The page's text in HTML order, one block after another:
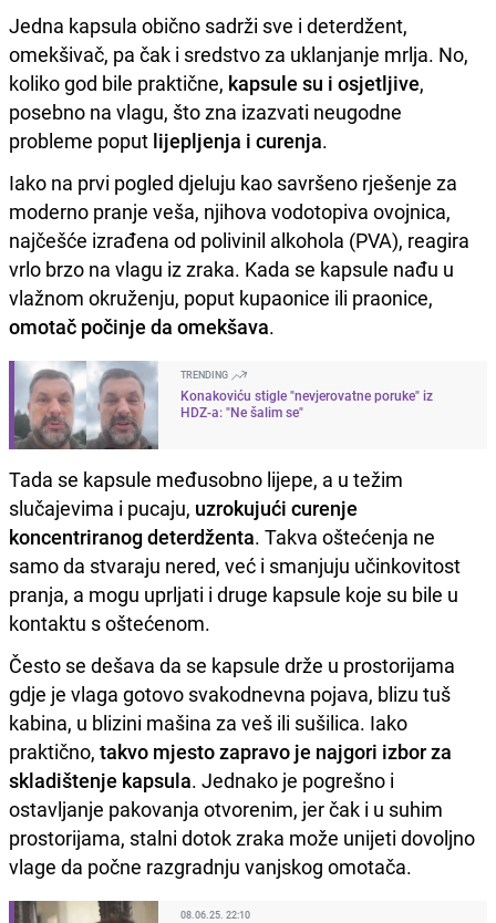
Jedna kapsula obično sadrži sve i deterdžent,
omekšivač, pa čak i sredstvo za uklanjanje mrlja. No,
koliko god bile praktične, kapsule su i osjetljive,
posebno na vlagu, što zna izazvati neugodne
probleme poput lijepljenja i curenja.
Iako na prvi pogled djeluju kao savršeno rješenje za
moderno pranje veša, njihova vodotopiva ovojnica,
najčešće izrađena od polivinil alkohola (PVA), reagira
vrlo brzo na vlagu iz zraka. Kada se kapsule nađu u
vlažnom okruženju, poput kupaonice ili praonice,
omotač počinje da omekšava.
TRENDING
Konakoviću stigle "nevjerovatne poruke" iz
HDZ-a: "Ne šalim se"
Tada se kapsule međusobno lijepe, a u težim
slučajevima i pucaju, uzrokujući curenje
koncentriranog deterdženta. Takva oštećenja ne
samo da stvaraju nered, već i smanjuju učinkovitost
pranja, a mogu uprljati i druge kapsule koje su bile u
kontaktu s oštećenom.
Često se dešava da se kapsule drže u prostorijama
gdje je vlaga gotovo svakodnevna pojava, blizu tuš
kabina, u blizini mašina za veš ili sušilica. Iako
praktično, takvo mjesto zapravo je najgori izbor za
skladištenje kapsula. Jednako je pogrešno i
ostavljanje pakovanja otvorenim, jer čak i u suhim
prostorijama, stalni dotok zraka može unijeti dovoljno
vlage da počne razgradnju vanjskog omotača.
08.06.25. 22:10